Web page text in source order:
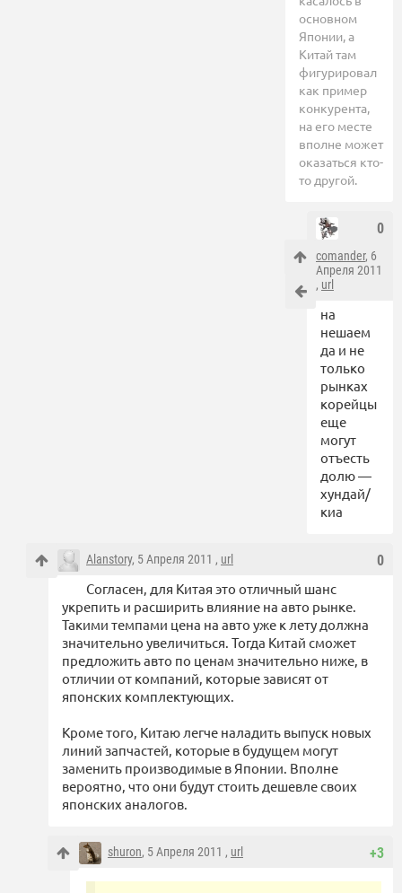
основном
Японии, а
Китай там
фигурировал
как пример
конкурента,
на его месте
вполне может
оказаться кто-
то другой.
0
comander, 6
Апреля 2011
, url
на
нешаем
да и не
только
рынках
корейцы
еще
могут
отъесть
долю —
хундай/
киа
0
Alanstory, 5 Апреля 2011 , url
Согласен, для Китая это отличный шанс
укрепить и расширить влияние на авто рынке.
Такими темпами цена на авто уже к лету должна
значительно увеличиться. Тогда Китай сможет
предложить авто по ценам значительно ниже, в
отличии от компаний, которые зависят от
японских комплектующих.
Кроме того, Китаю легче наладить выпуск новых
линий запчастей, которые в будущем могут
заменить производимые в Японии. Вполне
вероятно, что они будут стоить дешевле своих
японских аналогов.
+3
shuron, 5 Апреля 2011 , url